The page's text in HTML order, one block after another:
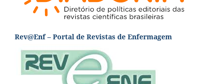
Rev@Enf – Portal de Revistas de Enfermagem